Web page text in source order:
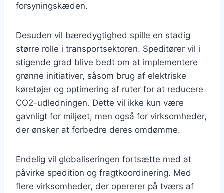
forsyningskæden.
Desuden vil bæredygtighed spille en stadig
større rolle i transportsektoren. Speditører vil i
stigende grad blive bedt om at implementere
grønne initiativer, såsom brug af elektriske
køretøjer og optimering af ruter for at reducere
CO2-udledningen. Dette vil ikke kun være
gavnligt for miljøet, men også for virksomheder,
der ønsker at forbedre deres omdømme.
Endelig vil globaliseringen fortsætte med at
påvirke spedition og fragtkoordinering. Med
flere virksomheder, der opererer på tværs af